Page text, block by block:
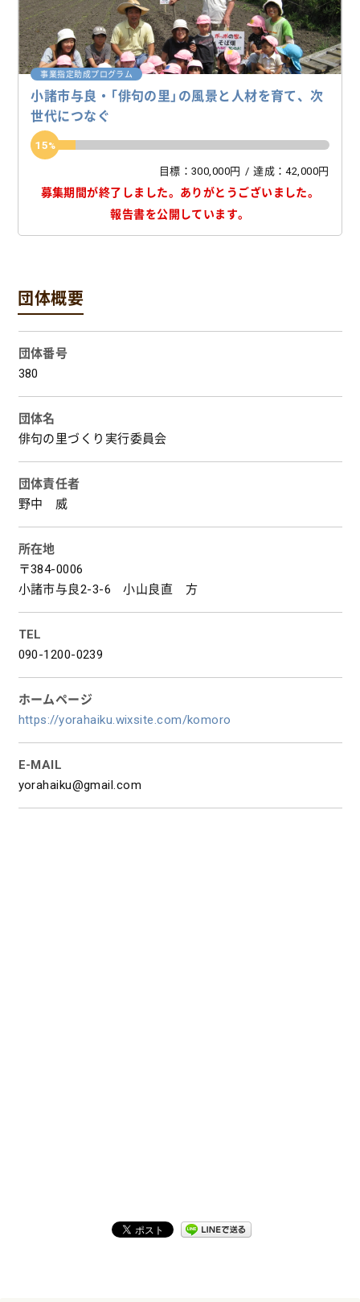
事業指定助成プログラム
小諸市与良・「俳句の里」の風景と人材を育て、次
世代につなぐ
15
目標：300,000円 達成：42,000円
募集期間が終了しました。 ありがとうございました。
報告書を公開しています。
団体概要
団体番号
380
団体名
俳句の里づくり実行委員会
団体責任者
野中 威
所在地
〒384-0006
小諸市与良2-3-6 小山良直 方
TEL
090-1200-0239
ホームページ
https://yorahaiku.wixsite.com/komoro
E-MAIL
yorahaiku@gmail.com